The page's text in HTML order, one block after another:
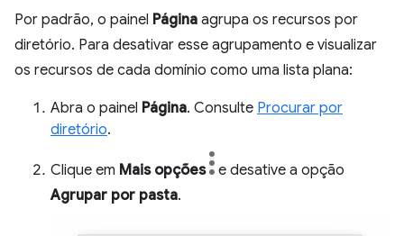
Por padrão, o painel Página agrupa os recursos por
diretório. Para desativar esse agrupamento e visualizar
os recursos de cada domínio como uma lista plana:
Abra o painel Página. Consulte Procurar por
diretório.
Clique em Mais opções
e desative a opção
Agrupar por pasta.